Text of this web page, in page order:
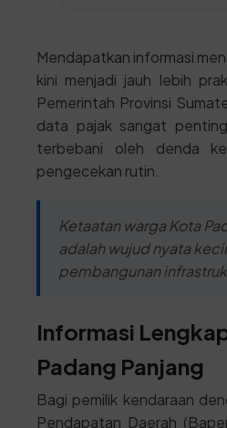
Mendapatkan informasi
kini menjadi jauh lebih
Pemerintah Provinsi
data pajak sangat
terbebani oleh denda
pengecekan rutin.
Ketaatan warga Kota
adalah wujud nyata
pembangunan
Informasi
Padang Panjang
Bagi pemilik kendaraan
Pendapatan Daerah